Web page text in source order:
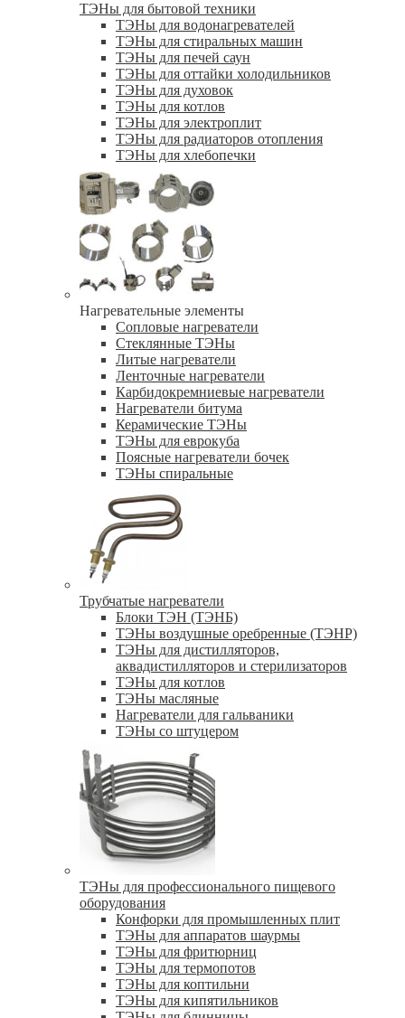
ТЭНы для бытовой техники
ТЭНы для водонагревателей
ТЭНы для стиральных машин
ТЭНы для печей саун
ТЭНы для оттайки холодильников
ТЭНы для духовок
ТЭНы для котлов
ТЭНы для электроплит
ТЭНы для радиаторов отопления
ТЭНы для хлебопечки
Нагревательные элементы
Сопловые нагреватели
Стеклянные ТЭНы
Литые нагреватели
Ленточные нагреватели
Карбидокремниевые нагреватели
Нагреватели битума
Керамические ТЭНы
ТЭНы для еврокуба
Поясные нагреватели бочек
ТЭНы спиральные
Трубчатые нагреватели
Блоки ТЭН (ТЭНБ)
ТЭНы воздушные оребренные (ТЭНР)
ТЭНы для дистилляторов,
аквадистилляторов и стерилизаторов
ТЭНы для котлов
ТЭНы масляные
Нагреватели для гальваники
ТЭНы со штуцером
ТЭНы для профессионального пищевого
оборудования
Конфорки для промышленных плит
ТЭНы для аппаратов шаурмы
ТЭНы для фритюрниц
ТЭНы для термопотов
ТЭНы для коптильни
ТЭНы для кипятильников